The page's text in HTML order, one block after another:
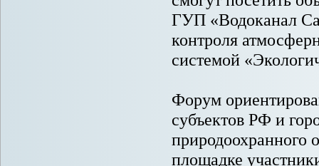
ГУП «Водоканал
контроля
системой
Форум
субъектов РФ и
природоохранного
площадке